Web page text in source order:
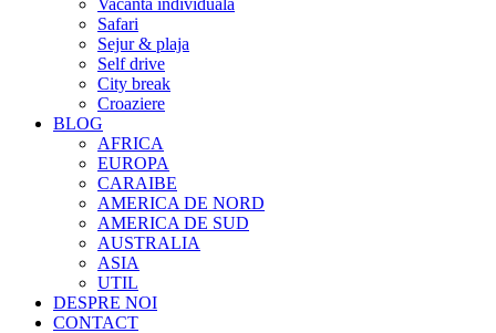
Safari
Sejur & plaja
Self drive
City break
Croaziere
BLOG
AFRICA
EUROPA
CARAIBE
AMERICA DE NORD
AMERICA DE SUD
AUSTRALIA
ASIA
UTIL
DESPRE NOI
CONTACT